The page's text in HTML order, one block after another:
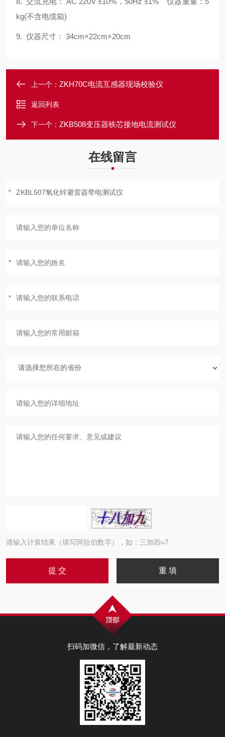
kg(不含电缆箱)
9. 仪器尺寸： 34cm×22cm×20cm
上一个： ZKH70C电流互感器现场校验仪
返回列表
下一个： ZKB508变压器铁芯接地电流测试仪
在线留言
请输入计算结果（填写阿拉伯数字），如：三加四=7
扫码加微信，了解最新动态